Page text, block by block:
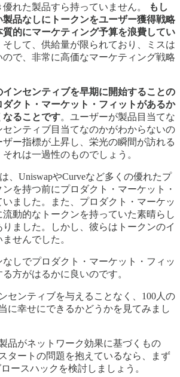
れた製品すら持っていません。
もし
品なしにトークンをユーザー獲得戦略
質的にマーケティング予算を浪費してい
そして、供給量が限られており、ミスは
で、非常に高価なマーケティング戦略
インセンティブを早期に開始することの
クト・マーケット・フィットがあるか
なることです。ユーザーが製品目当てな
ンティブ目当てなのかがわからないの
ー指標が上昇し、栄光の瞬間が訪れる
れは一過性のものでしょう。
、UniswapやCurveなど多くの優れたプ
を持つ前にプロダクト・マーケット・
ました。また、プロダクト・マーケッ
流動的なトークンを持っていた素晴らし
ました。しかし、彼らはトークンのイ
せんでした。
しでプロダクト・マーケット・フィッ
方がはるかに良いのです。
センティブを与えることなく、100人の
に幸せにできるかどうかを見てみまし
品がネットワーク効果に基づくもの
タートの問題を抱えているなら、まず
ースハックを検討しましょう。